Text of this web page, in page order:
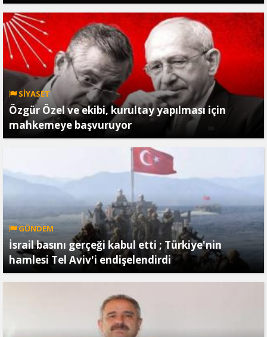
SİYASET
Özgür Özel ve ekibi, kurultay yapılması için
mahkemeye başvuruyor
GÜNDEM
İsrail basını gerçeği kabul etti ; Türkiye'nin
hamlesi Tel Aviv'i endişelendirdi